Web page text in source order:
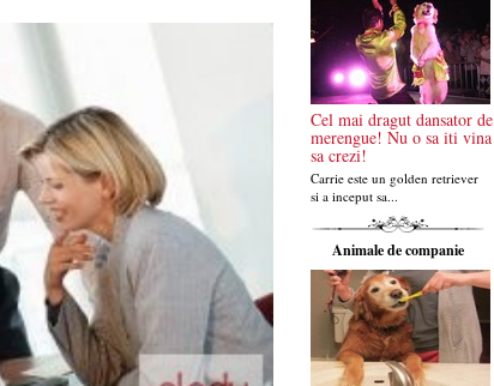
Cel mai dragut dansator de
merengue! Nu o sa iti vina
sa crezi!
Carrie este un golden retriever
si a inceput sa...
Animale de companie